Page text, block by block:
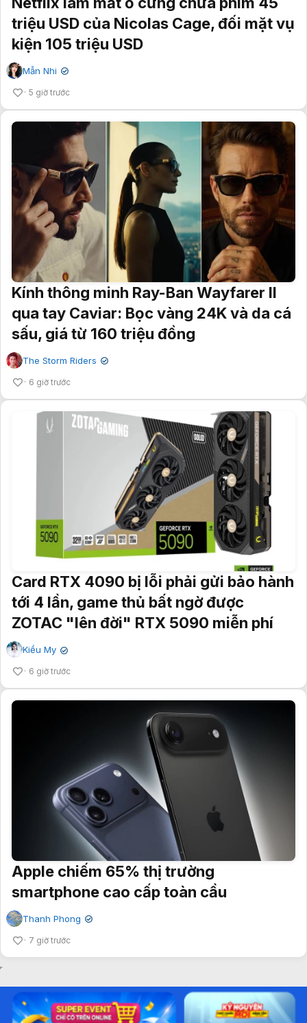
triệu USD của Nicolas Cage, đối mặt vụ
kiện 105 triệu USD
Mẫn Nhi ✔
5 giờ trước
Kính thông minh Ray-Ban Wayfarer II
qua tay Caviar: Bọc vàng 24K và da cá
sấu, giá từ 160 triệu đồng
The Storm Riders ✔
6 giờ trước
Card RTX 4090 bị lỗi phải gửi bảo hành
tới 4 lần, game thủ bất ngờ được
ZOTAC "lên đời" RTX 5090 miễn phí
Kiều My ✔
6 giờ trước
Apple chiếm 65% thị trường
smartphone cao cấp toàn cầu
Thanh Phong ✔
7 giờ trước